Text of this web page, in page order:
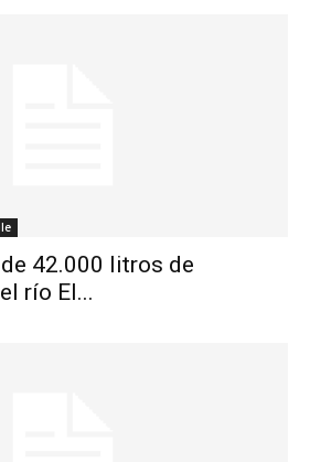
42.000 litros de
río El...